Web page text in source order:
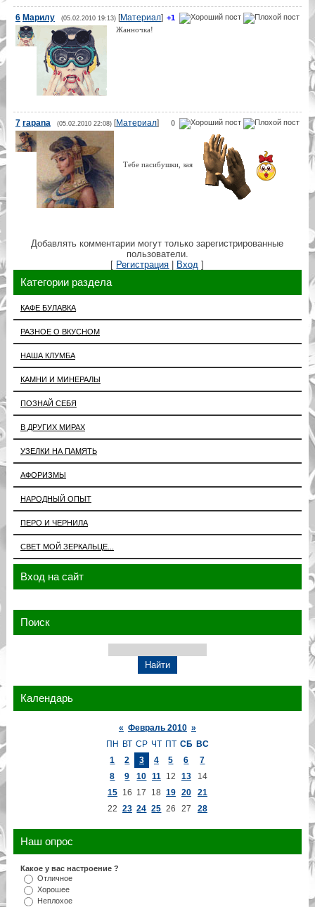
+1
6 Марилу (05.02.2010 19:13)[Материал]
Жанночка!
0
7 rapana (05.02.2010 22:08)[Материал]
Тебе пасибушки, зая
Добавлять комментарии могут только зарегистрированные
пользователи.
[ Регистрация | Вход ]
Категории раздела
КАФЕ БУЛАВКА
РАЗНОЕ О ВКУСНОМ
НАША КЛУМБА
КАМНИ И МИНЕРАЛЫ
ПОЗНАЙ СЕБЯ
В ДРУГИХ МИРАХ
УЗЕЛКИ НА ПАМЯТЬ
АФОРИЗМЫ
НАРОДНЫЙ ОПЫТ
ПЕРО И ЧЕРНИЛА
СВЕТ МОЙ ЗЕРКАЛЬЦЕ...
Вход на сайт
Поиск
Календарь
« Февраль 2010 »
ПН ВТ СР ЧТ ПТ СБ ВС
1
2 3 4 5 6
7
8
9 10 11 12 13
14
15 16 17 18 19 20
21
22 23 24 25 26 27 28
Наш опрос
Какое у вас настроение ?
Отличное
Хорошее
Неплохое